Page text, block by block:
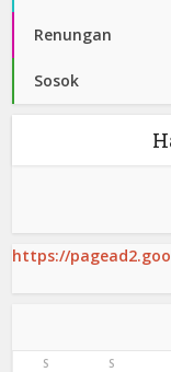
Renungan
Sosok
https://
S S